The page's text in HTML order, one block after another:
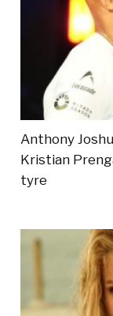
Anthony
Kristian
tyre